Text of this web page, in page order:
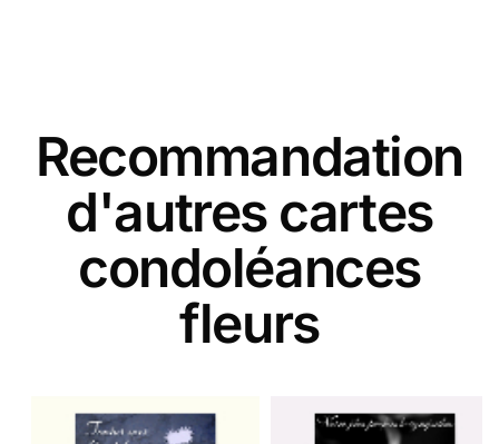
Recommandation
d'autres cartes
condoléances
fleurs